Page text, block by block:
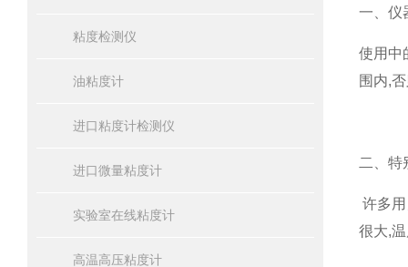
粘度检测仪
油粘度计
进口粘度计检测仪
进口微量粘度计
实验室在线粘度计
高温高压粘度计
一、仪
使用中
围内,
二、特
许多
很大,